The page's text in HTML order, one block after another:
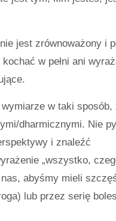
jest zrównoważony i
w pełni ani
w taki sposób,
dharmicznymi. Nie
i znaleźć
„wszystko,
abyśmy mieli
lub przez serię